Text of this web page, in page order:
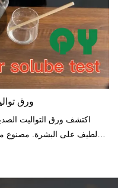
【ورق
اكتشف ورق التواليت
لطيف على البشرة. مصنوع